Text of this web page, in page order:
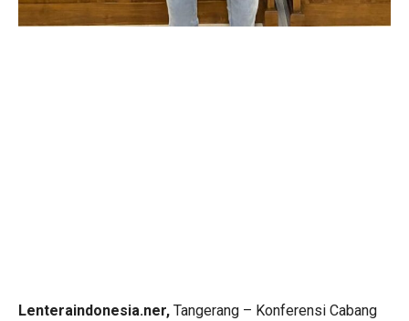
Lenteraindonesia.ner, Tangerang – Konferensi Cabang